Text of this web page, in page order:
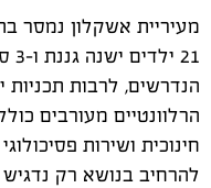
מעיריית אשקלון נמסר
הנדרשים, לרבות תכניות
הרלוונטיים מעורבים
חינוכית ושירות
להרחיב בנושא רק